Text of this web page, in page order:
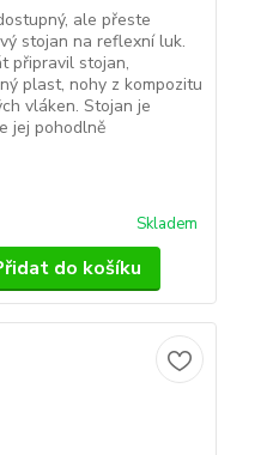
ale přeste
stojan na reflexní luk.
připravil stojan,
plast, nohy z kompozitu
vláken. Stojan je
jej pohodlně
Skladem
do košíku